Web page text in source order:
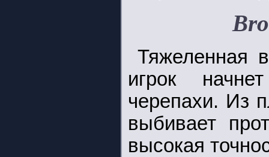
Тяжеленная
игрок
черепахи. Из
выбивает
высокая